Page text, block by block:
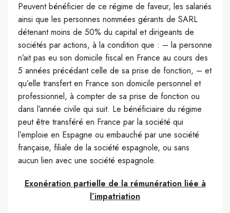
Peuvent bénéficier de ce régime de faveur, les salariés
ainsi que les personnes nommées gérants de SARL
détenant moins de 50% du capital et dirigeants de
sociétés par actions, à la condition que : – la personne
n’ait pas eu son domicile fiscal en France au cours des
5 années précédant celle de sa prise de fonction, – et
qu’elle transfert en France son domicile personnel et
professionnel, à compter de sa prise de fonction ou
dans l’année civile qui suit. Le bénéficiaire du régime
peut être transféré en France par la société qui
l’emploie en Espagne ou embauché par une société
française, filiale de la société espagnole, ou sans
aucun lien avec une société espagnole.
Exonération partielle de la rémunération liée à
l’impatriation